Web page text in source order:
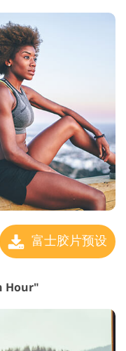
富士胶片预设
Hour"